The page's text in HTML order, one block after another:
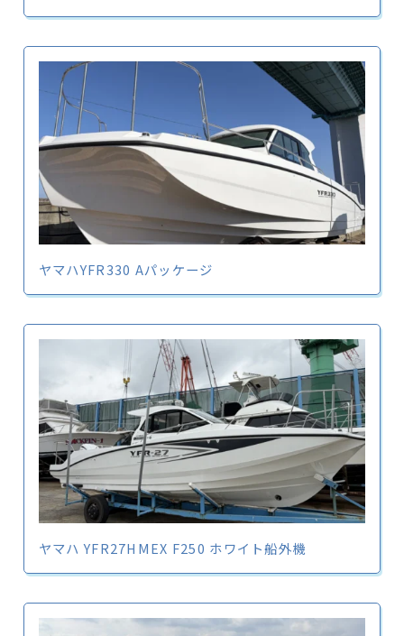
ヤマハYFR330 Aパッケージ
ヤマハ YFR27HMEX F250 ホワイト船外機